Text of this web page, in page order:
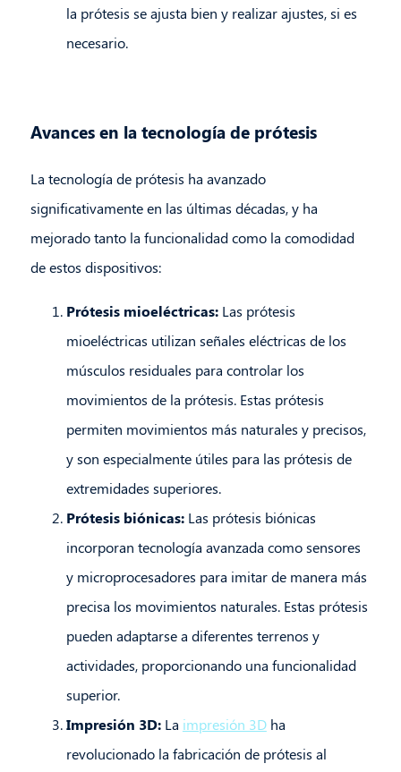
la prótesis se ajusta bien y realizar ajustes, si es
necesario.
Avances en la tecnología de prótesis
La tecnología de prótesis ha avanzado
significativamente en las últimas décadas, y ha
mejorado tanto la funcionalidad como la comodidad
de estos dispositivos:
Prótesis mioeléctricas: Las prótesis
mioeléctricas utilizan señales eléctricas de los
músculos residuales para controlar los
movimientos de la prótesis. Estas prótesis
permiten movimientos más naturales y precisos,
y son especialmente útiles para las prótesis de
extremidades superiores.
Prótesis biónicas: Las prótesis biónicas
incorporan tecnología avanzada como sensores
y microprocesadores para imitar de manera más
precisa los movimientos naturales. Estas prótesis
pueden adaptarse a diferentes terrenos y
actividades, proporcionando una funcionalidad
superior.
Impresión 3D: La impresión 3Dha
revolucionado la fabricación de prótesis al